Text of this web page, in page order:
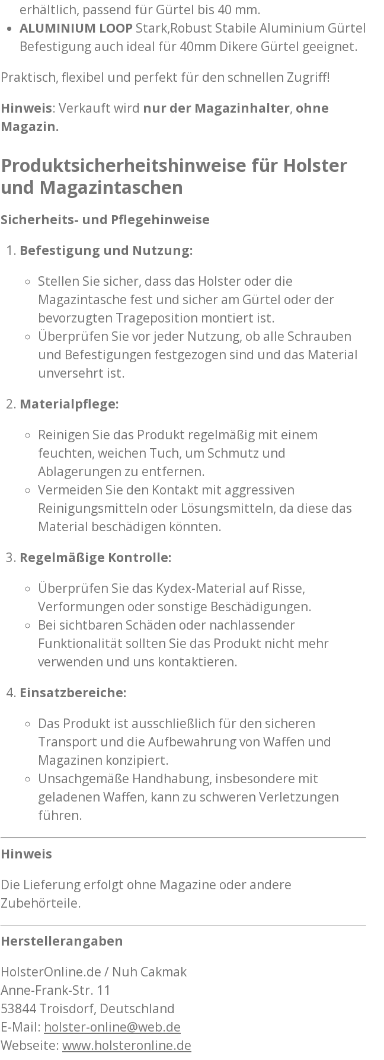
erhältlich, passend für Gürtel bis 40 mm.
ALUMINIUM LOOP Stark,Robust Stabile Aluminium Gürtel
Befestigung auch ideal für 40mm Dikere Gürtel geeignet.
Praktisch, flexibel und perfekt für den schnellen Zugriff!
Hinweis: Verkauft wird nur der Magazinhalter, ohne
Magazin.
Produktsicherheitshinweise für Holster
und Magazintaschen
Sicherheits- und Pflegehinweise
Befestigung und Nutzung:
Stellen Sie sicher, dass das Holster oder die
Magazintasche fest und sicher am Gürtel oder der
bevorzugten Trageposition montiert ist.
Überprüfen Sie vor jeder Nutzung, ob alle Schrauben
und Befestigungen festgezogen sind und das Material
unversehrt ist.
Materialpflege:
Reinigen Sie das Produkt regelmäßig mit einem
feuchten, weichen Tuch, um Schmutz und
Ablagerungen zu entfernen.
Vermeiden Sie den Kontakt mit aggressiven
Reinigungsmitteln oder Lösungsmitteln, da diese das
Material beschädigen könnten.
Regelmäßige Kontrolle:
Überprüfen Sie das Kydex-Material auf Risse,
Verformungen oder sonstige Beschädigungen.
Bei sichtbaren Schäden oder nachlassender
Funktionalität sollten Sie das Produkt nicht mehr
verwenden und uns kontaktieren.
Einsatzbereiche:
Das Produkt ist ausschließlich für den sicheren
Transport und die Aufbewahrung von Waffen und
Magazinen konzipiert.
Unsachgemäße Handhabung, insbesondere mit
geladenen Waffen, kann zu schweren Verletzungen
führen.
Hinweis
Die Lieferung erfolgt ohne Magazine oder andere
Zubehörteile.
Herstellerangaben
HolsterOnline.de / Nuh Cakmak
Anne-Frank-Str. 11
53844 Troisdorf, Deutschland
E-Mail: holster-online@web.de
Webseite: www.holsteronline.de